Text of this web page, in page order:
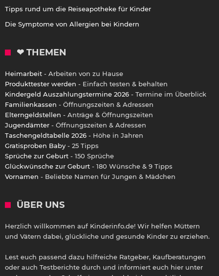
Tipps rund um die Reiseapotheke für Kinder
Die Symptome von Allergien bei Kindern
❤ THEMEN
Heimarbeit - Arbeiten von zu Hause
Produkttester werden - Einfach testen & behalten
Kindergeld Auszahlungstermine 2026 - Termine im Überblick
Familienkassen - Öffnungszeiten & Adressen
Elterngeldstellen - Anträge & Öffnungszeiten
Jugendämter - Öffnungszeiten & Adressen
Taschengeldtabelle 2026 - Höhe in Jahren
Gratisproben Baby - 25 Tipps
Sprüche zur Geburt - 150 Sprüche
Glückwünsche zur Geburt - 180 Wünsche & 9 Tipps
Vornamen - Beliebte Namen für Jungen & Mädchen
ÜBER UNS
Herzlich willkommen auf Kinderinfo.de! Wir helfen Müttern
und Vätern dabei, glückliche und gesunde Kinder zu erziehen.
Lest euch passend dazu hilfreiche Ratgeber, Kaufberatungen
oder auch Testberichte durch und informiert euch hier unter